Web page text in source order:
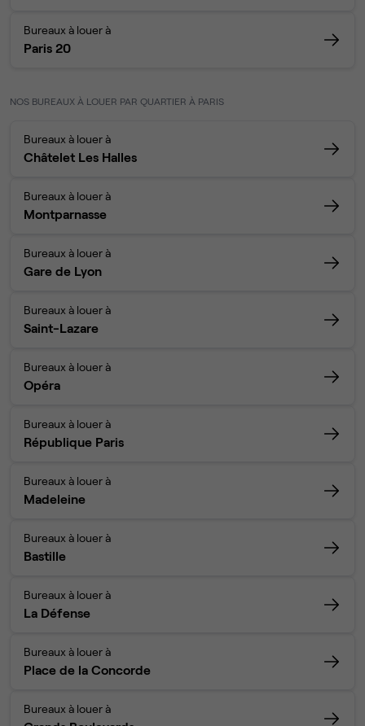
Bureaux à louer à
Paris 20
NOS BUREAUX À LOUER PAR QUARTIER À PARIS
Bureaux à louer à
Châtelet Les Halles
Bureaux à louer à
Montparnasse
Bureaux à louer à
Gare de Lyon
Bureaux à louer à
Saint-Lazare
Bureaux à louer à
Opéra
Bureaux à louer à
République Paris
Bureaux à louer à
Madeleine
Bureaux à louer à
Bastille
Bureaux à louer à
La Défense
Bureaux à louer à
Place de la Concorde
Bureaux à louer à